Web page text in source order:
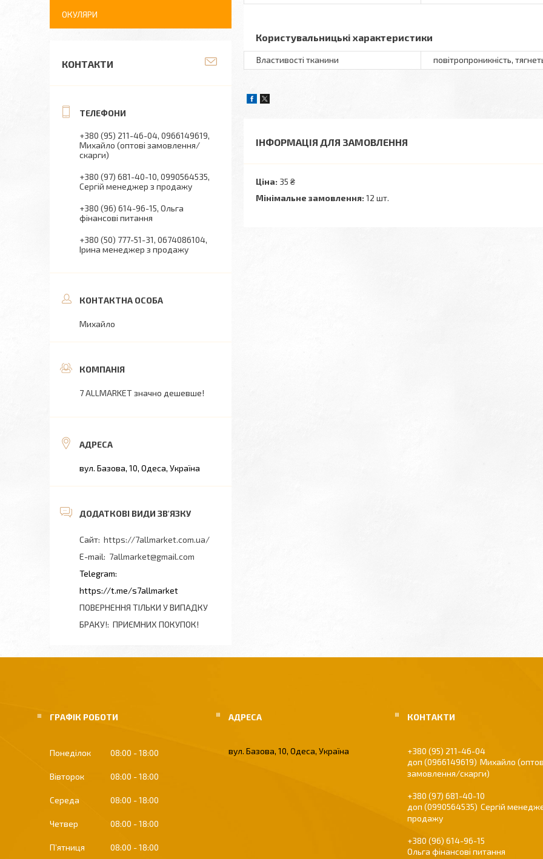
Користувальницькі характеристики
Властивості тканини повітропроникність,
ІНФОРМАЦІЯ ДЛЯ ЗАМОВЛЕННЯ
Ціна: 35 ₴
Мінімальне замовлення: 12 шт.
ОКУЛЯРИ
КОНТАКТИ
+380 (95) 211-46-04 0966149619
Михайло (оптові замовлення/
скарги)
+380 (97) 681-40-10 0990564535
Сергій менеджер з продажу
+380 (96) 614-96-15 Ольга
фінансові питання
+380 (50) 777-51-31 0674086104
Ірина менеджер з продажу
Михайло
7 ALLMARKET значно дешевше!
вул. Базова, 10, Одеса, Україна
https://7allmarket.com.ua/
7allmarket@gmail.com
https://t.me/s7allmarket
ПОВЕРНЕННЯ ТІЛЬКИ У ВИПАДКУ
БРАКУ! ПРИЄМНИХ ПОКУПОК!
ГРАФІК РОБОТИ
Понеділок 08:00 18:00
Вівторок 08:00 18:00
Середа 08:00 18:00
Четвер 08:00 18:00
Пʼятниця 08:00 18:00
вул. Базова, 10, Одеса, Україна
+380 (95) 211-46-04
0966149619
Михайло
замовлення/скарги)
+380 (97) 681-40-10
0990564535
Сергій
продажу
+380 (96) 614-96-15
Ольга фінансові питання